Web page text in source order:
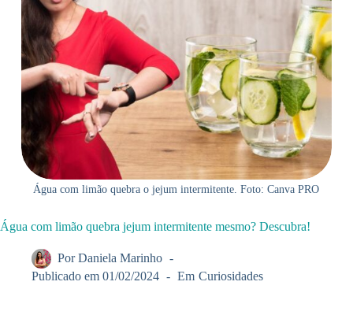
Água com limão quebra o jejum intermitente. Foto: Canva PRO
Água com limão quebra jejum intermitente mesmo? Descubra!
Por Daniela Marinho
Publicado em 01/02/2024 Em Curiosidades